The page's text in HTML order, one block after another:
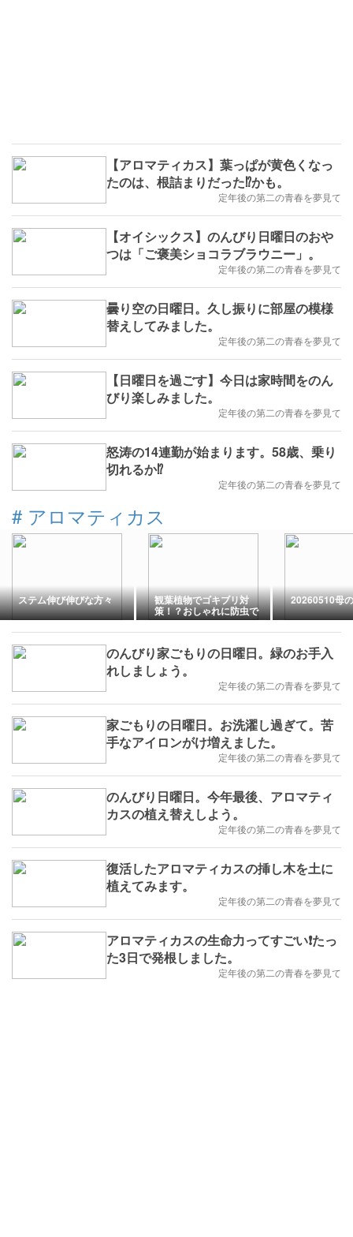
【アロマティカス】葉っぱが黄色くなっ
たのは、根詰まりだった⁉️かも。
定年後の第二の青春を夢見て
【オイシックス】のんびり日曜日のおや
つは「ご褒美ショコラブラウニー」。
定年後の第二の青春を夢見て
曇り空の日曜日。久し振りに部屋の模様
替えしてみました。
定年後の第二の青春を夢見て
【日曜日を過ごす】今日は家時間をのん
びり楽しみました。
定年後の第二の青春を夢見て
怒涛の14連勤が始まります。58歳、乗り
切れるか⁉️
定年後の第二の青春を夢見て
# アロマティカス
ステム伸び伸びな方々 観葉植物でゴキブリ対
策！？おしゃれに防虫で
きるアロマティカスを買
ってみた
20260510母
のんびり家ごもりの日曜日。緑のお手入
れしましょう。
定年後の第二の青春を夢見て
家ごもりの日曜日。お洗濯し過ぎて。苦
手なアイロンがけ増えました。
定年後の第二の青春を夢見て
のんびり日曜日。今年最後、アロマティ
カスの植え替えしよう。
定年後の第二の青春を夢見て
復活したアロマティカスの挿し木を土に
植えてみます。
定年後の第二の青春を夢見て
アロマティカスの生命力ってすごい❗️たっ
た3日で発根しました。
定年後の第二の青春を夢見て